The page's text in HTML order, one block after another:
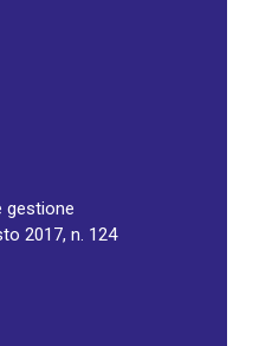
gestione
2017, n. 124